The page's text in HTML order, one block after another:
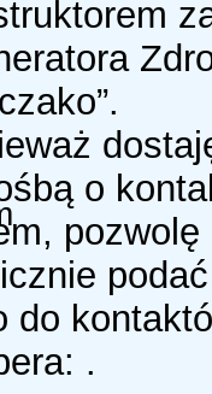
o
pozwolę
do
.